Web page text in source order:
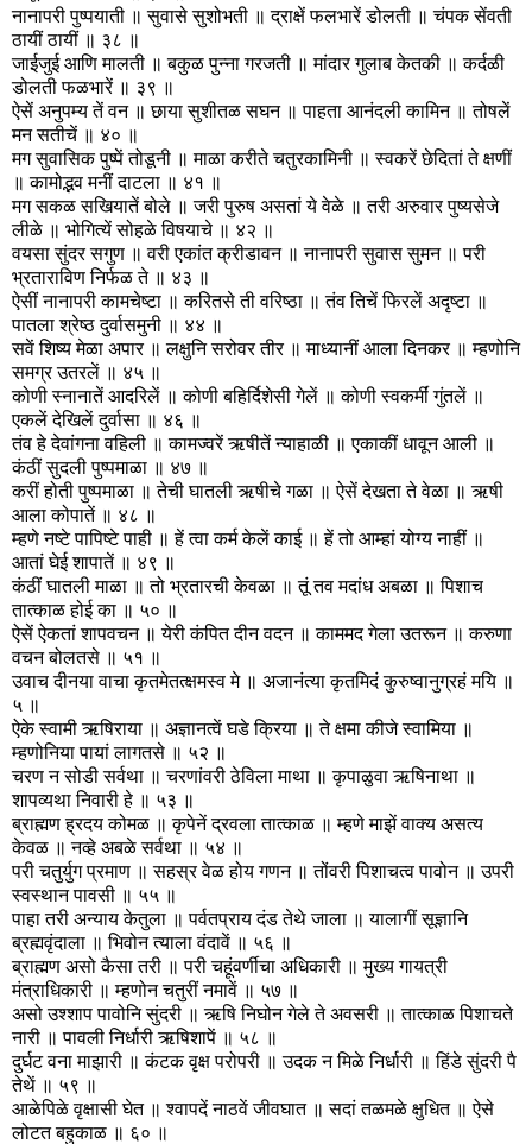
नानापरी पुष्पयाती ॥ सुवासे सुशोभती ॥ द्राक्षें फलभारें डोलती ॥ चंपक सेंवती
ठायीं ठायीं ॥ ३८ ॥
जाईजुई आणि मालती ॥ बकुळ पुन्ना गरजती ॥ मांदार गुलाब केतकी ॥ कर्दळी
डोलती फळभारें ॥ ३९ ॥
ऐसें अनुपम्य तें वन ॥ छाया सुशीतळ सघन ॥ पाहता आनंदली कामिन ॥ तोषलें
मन सतीचें ॥ ४० ॥
मग सुवासिक पुष्पें तोडूनी ॥ माळा करीते चतुरकामिनी ॥ स्वकरें छेदितां ते क्षणीं
॥ कामोद्भव मनीं दाटला ॥ ४१ ॥
मग सकळ सखियातें बोले ॥ जरी पुरुष असतां ये वेळे ॥ तरी अरुवार पुष्यसेजे
लीळे ॥ भोगित्यें सोहळे विषयाचे ॥ ४२ ॥
वयसा सुंदर सगुण ॥ वरी एकांत क्रीडावन ॥ नानापरी सुवास सुमन ॥ परी
भ्रताराविण निर्फळ ते ॥ ४३ ॥
ऐसीं नानापरी कामचेष्टा ॥ करितसे ती वरिष्ठा ॥ तंव तिचें फिरलें अदृष्टा ॥
पातला श्रेष्ठ दुर्वासमुनी ॥ ४४ ॥
सवें शिष्य मेळा अपार ॥ लक्षुनि सरोवर तीर ॥ माध्यानीं आला दिनकर ॥ म्हणोनि
समग्र उतरलें ॥ ४५ ॥
कोणी स्नानातें आदरिलें ॥ कोणी बहिर्दिशेसी गेलें ॥ कोणी स्वकर्मीं गुंतलें ॥
एकलें देखिलें दुर्वासा ॥ ४६ ॥
तंव हे देवांगना वहिली ॥ कामज्वरें ऋषीतें न्याहाळी ॥ एकाकीं धावून आली ॥
कंठीं सुदली पुष्पमाळा ॥ ४७ ॥
करीं होती पुष्पमाळा ॥ तेची घातली ऋषीचे गळा ॥ ऐसें देखता ते वेळा ॥ ऋषी
आला कोपातें ॥ ४८ ॥
म्हणे नष्टे पापिष्टे पाही ॥ हें त्वा कर्म केलें काई ॥ हें तो आम्हां योग्य नाहीं ॥
आतां घेई शापातें ॥ ४९ ॥
कंठीं घातली माळा ॥ तो भ्रतारची केवळा ॥ तूं तव मदांध अबळा ॥ पिशाच
तात्काळ होई का ॥ ५० ॥
ऐसें ऐकतां शापवचन ॥ येरी कंपित दीन वदन ॥ काममद गेला उतरून ॥ करुणा
वचन बोलतसे ॥ ५१ ॥
उवाच दीनया वाचा कृतमेतत्क्षमस्व मे ॥ अजानंत्या कृतमिदं कुरुष्वानुग्रहं मयि ॥
५ ॥
ऐके स्वामी ऋषिराया ॥ अज्ञानत्वें घडे क्रिया ॥ ते क्षमा कीजे स्वामिया ॥
म्हणोनिया पायां लागतसे ॥ ५२ ॥
चरण न सोडी सर्वथा ॥ चरणांवरी ठेविला माथा ॥ कृपाळुवा ऋषिनाथा ॥
शापव्यथा निवारी हे ॥ ५३ ॥
ब्राह्मण ह्रदय कोमळ ॥ कृपेनें द्रवला तात्काळ ॥ म्हणे माझें वाक्य असत्य
केवळ ॥ नव्हे अबळे सर्वथा ॥ ५४ ॥
परी चतुर्युग प्रमाण ॥ सहस्र वेळ होय गणन ॥ तोंवरी पिशाचत्व पावोन ॥ उपरी
स्वस्थान पावसी ॥ ५५ ॥
पाहा तरी अन्याय केतुला ॥ पर्वतप्राय दंड तेथे जाला ॥ यालागीं सूज्ञानि
ब्रह्मवृंदाला ॥ भिवोन त्याला वंदावें ॥ ५६ ॥
ब्राह्मण असो कैसा तरी ॥ परी चहूंवर्णीचा अधिकारी ॥ मुख्य गायत्री
मंत्राधिकारी ॥ म्हणोन चतुरीं नमावें ॥ ५७ ॥
असो उश्शाप पावोनि सुंदरी ॥ ऋषि निघोन गेले ते अवसरी ॥ तात्काळ पिशाचते
नारी ॥ पावली निर्धारी ऋषिशापें ॥ ५८ ॥
दुर्घट वना माझारी ॥ कंटक वृक्ष परोपरी ॥ उदक न मिळे निर्धारी ॥ हिंडे सुंदरी पै
तेथें ॥ ५९ ॥
आळेपिळे वृक्षासी घेत ॥ श्वापदें नाठवें जीवघात ॥ सदां तळमळे क्षुधित ॥ ऐसे
लोटत बहुकाळ ॥ ६० ॥